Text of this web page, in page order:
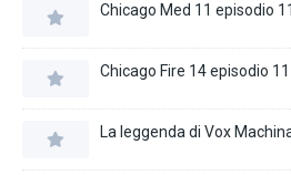
Chicago Med 11 episodio 11
Chicago Fire 14 episodio 11
La leggenda di Vox